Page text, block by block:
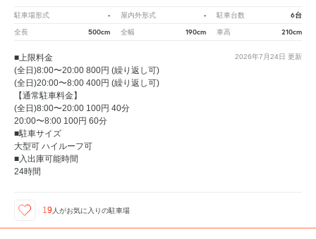
駐車場形式 - 屋内外形式 - 駐車台数 6台
全長 500cm 全幅 190cm 車高 210cm
2026年7月24日 更新
■上限料金
(全日)8:00〜20:00 800円 (繰り返し可)
(全日)20:00〜8:00 400円 (繰り返し可)
【通常駐車料金】
(全日)8:00〜20:00 100円 40分
20:00〜8:00 100円 60分
■駐車サイズ
大型可 ハイルーフ可
■入出庫可能時間
24時間
19 人がお気に入りの駐車場